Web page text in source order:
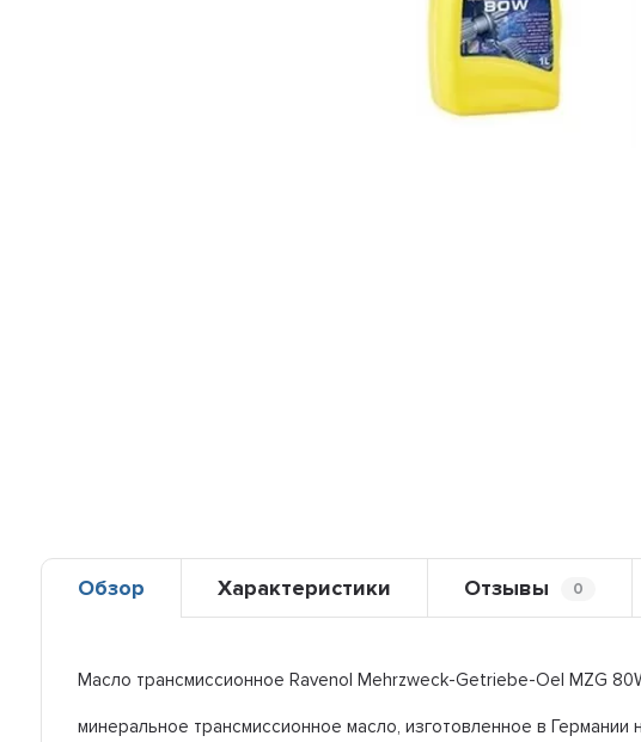
Обзор Характеристики Отзывы 0
Масло трансмиссионное Ravenol Mehrzweck-Getriebe-Oel MZG
минеральное трансмиссионное масло, изготовленное в